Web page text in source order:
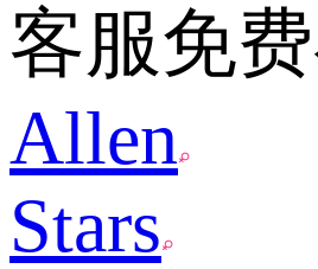
客服免
Allen
Stars